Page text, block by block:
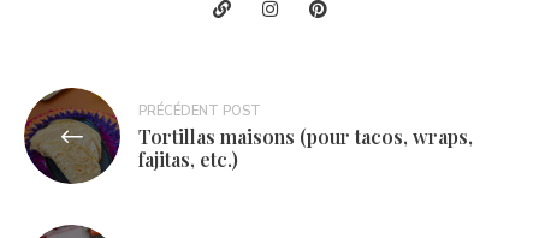
Navigation
de
l’article
PRÉCÉDENT POST
Tortillas maisons (pour tacos, wraps,
fajitas, etc.)